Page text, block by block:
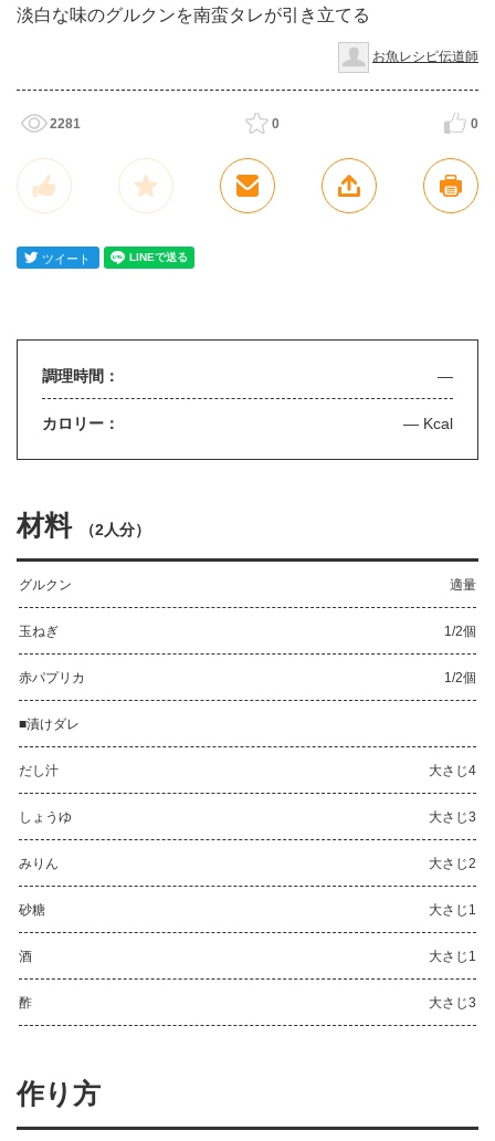
淡白な味のグルクンを南蛮タレが引き立てる
お魚レシピ伝道師
2281 0 0
調理時間： —
カロリー： — Kcal
材料 （2人分）
グルクン 適量
玉ねぎ 1/2個
赤パプリカ 1/2個
■漬けダレ
だし汁 大さじ4
しょうゆ 大さじ3
みりん 大さじ2
砂糖 大さじ1
酒 大さじ1
酢 大さじ3
作り方